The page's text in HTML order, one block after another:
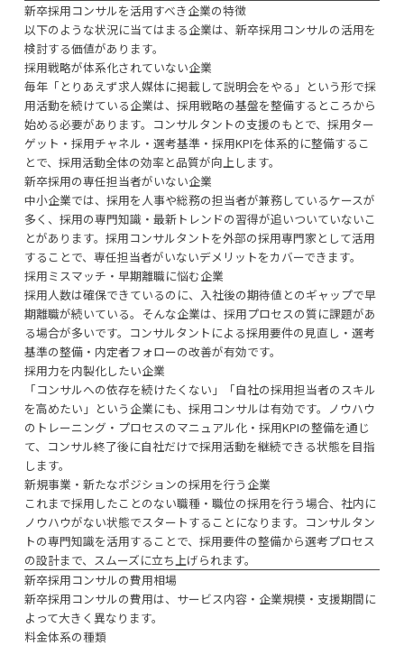
新卒採用コンサルを活用すべき企業の特徴
以下のような状況に当てはまる企業は、新卒採用コンサルの活用を
検討する価値があります。
採用戦略が体系化されていない企業
毎年「とりあえず求人媒体に掲載して説明会をやる」という形で採
用活動を続けている企業は、採用戦略の基盤を整備するところから
始める必要があります。コンサルタントの支援のもとで、採用ター
ゲット・採用チャネル・選考基準・採用KPIを体系的に整備するこ
とで、採用活動全体の効率と品質が向上します。
新卒採用の専任担当者がいない企業
中小企業では、採用を人事や総務の担当者が兼務しているケースが
多く、採用の専門知識・最新トレンドの習得が追いついていないこ
とがあります。採用コンサルタントを外部の採用専門家として活用
することで、専任担当者がいないデメリットをカバーできます。
採用ミスマッチ・早期離職に悩む企業
採用人数は確保できているのに、入社後の期待値とのギャップで早
期離職が続いている。そんな企業は、採用プロセスの質に課題があ
る場合が多いです。コンサルタントによる採用要件の見直し・選考
基準の整備・内定者フォローの改善が有効です。
採用力を内製化したい企業
「コンサルへの依存を続けたくない」「自社の採用担当者のスキル
を高めたい」という企業にも、採用コンサルは有効です。ノウハウ
のトレーニング・プロセスのマニュアル化・採用KPIの整備を通じ
て、コンサル終了後に自社だけで採用活動を継続できる状態を目指
します。
新規事業・新たなポジションの採用を行う企業
これまで採用したことのない職種・職位の採用を行う場合、社内に
ノウハウがない状態でスタートすることになります。コンサルタン
トの専門知識を活用することで、採用要件の整備から選考プロセス
の設計まで、スムーズに立ち上げられます。
新卒採用コンサルの費用相場
新卒採用コンサルの費用は、サービス内容・企業規模・支援期間に
よって大きく異なります。
料金体系の種類